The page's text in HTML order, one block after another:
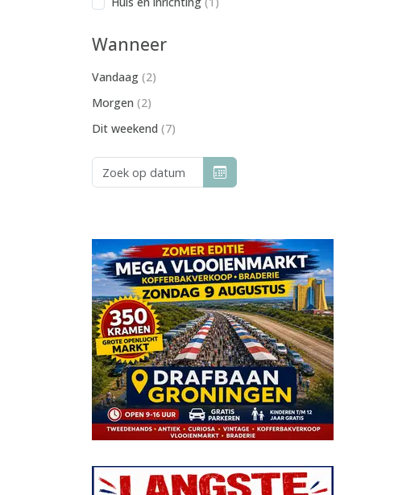
Wanneer
Vandaag (2)
Morgen (2)
Dit weekend (7)